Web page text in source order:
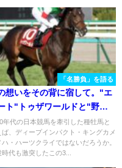
「名勝負」を語る
想いをその背に宿して。"エ
ト"トゥザワールドと"野武
ンアンドオンリーの決闘 -
年・弥生賞
年代の日本競馬を牽引した種牡馬と
ば、ディープインパクト・キングカメ
ハ・ハーツクライではないだろうか。
時代も激突したこの3...